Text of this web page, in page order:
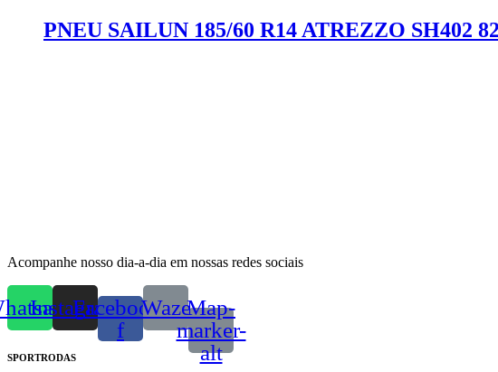
PNEU SAILUN 185/60 R14 ATREZZO SH402
Acompanhe nosso dia-a-dia em nossas redes sociais
Instagram
Facebook-
f
WazeMap-
marker-
alt
SPORTRODAS